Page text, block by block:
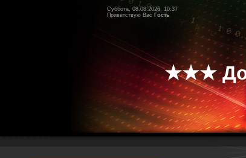
Суббота, 08.08.2026, 10:37
Приветствую Вас Гость
★★★